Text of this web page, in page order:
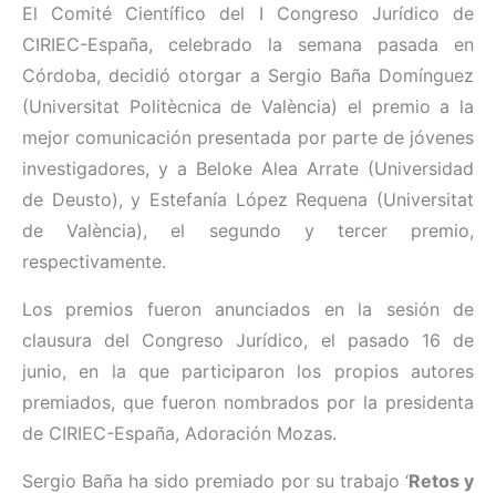
El Comité Científico del I Congreso Jurídico de
CIRIEC-España, celebrado la semana pasada en
Córdoba, decidió otorgar a Sergio Baña Domínguez
(Universitat Politècnica de València) el premio a la
mejor comunicación presentada por parte de jóvenes
investigadores, y a Beloke Alea Arrate (Universidad
de Deusto), y Estefanía López Requena (Universitat
de València), el segundo y tercer premio,
respectivamente.
Los premios fueron anunciados en la sesión de
clausura del Congreso Jurídico, el pasado 16 de
junio, en la que participaron los propios autores
premiados, que fueron nombrados por la presidenta
de CIRIEC-España, Adoración Mozas.
Sergio Baña ha sido premiado por su trabajo ‘Retos y